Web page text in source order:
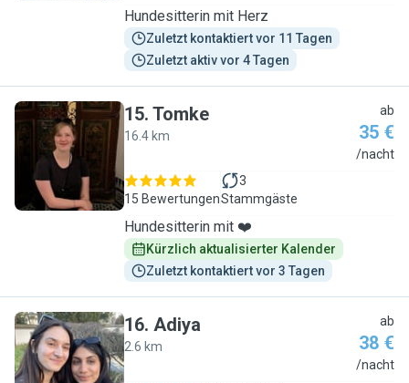
Hundesitterin mit Herz
Zuletzt kontaktiert vor 11 Tagen
Zuletzt aktiv vor 4 Tagen
T
15. Tomke
16.4 km
ab
35 €
/nacht
15 Bewertungen
3
Stammgäste
Hundesitterin mit ❤️
Kürzlich aktualisierter Kalender
Zuletzt kontaktiert vor 3 Tagen
A
16. Adiya
2.6 km
ab
38 €
/nacht